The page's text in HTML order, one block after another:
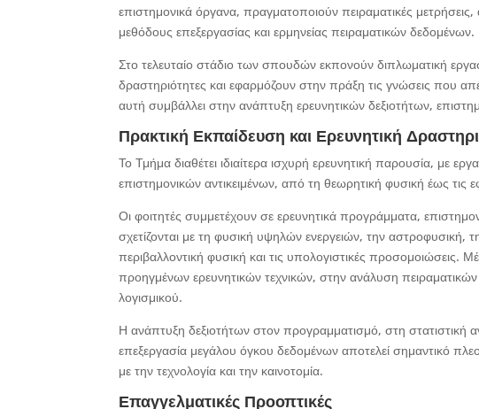
επιστημονικά όργανα, πραγματοποιούν πειραματικές
μεθόδους επεξεργασίας και ερμηνείας πειραματικών δεδομένων.
Στο τελευταίο στάδιο των σπουδών εκπονούν διπλωματική
δραστηριότητες και εφαρμόζουν στην πράξη τις γνώσεις που
αυτή συμβάλλει στην ανάπτυξη ερευνητικών δεξιοτήτων,
Πρακτική Εκπαίδευση και Ερευνητική
Το Τμήμα διαθέτει ιδιαίτερα ισχυρή ερευνητική παρουσία, με
επιστημονικών αντικειμένων, από τη θεωρητική φυσική έως τις
Οι φοιτητές συμμετέχουν σε ερευνητικά προγράμματα,
σχετίζονται με τη φυσική υψηλών ενεργειών, την αστροφυσική,
περιβαλλοντική φυσική και τις υπολογιστικές
προηγμένων ερευνητικών τεχνικών, στην ανάλυση
λογισμικού.
Η ανάπτυξη δεξιοτήτων στον προγραμματισμό, στη
επεξεργασία μεγάλου όγκου δεδομένων αποτελεί σημαντικό
με την τεχνολογία και την καινοτομία.
Επαγγελματικές Προοπτικές